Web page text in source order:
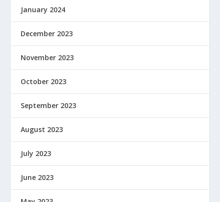
January 2024
December 2023
November 2023
October 2023
September 2023
August 2023
July 2023
June 2023